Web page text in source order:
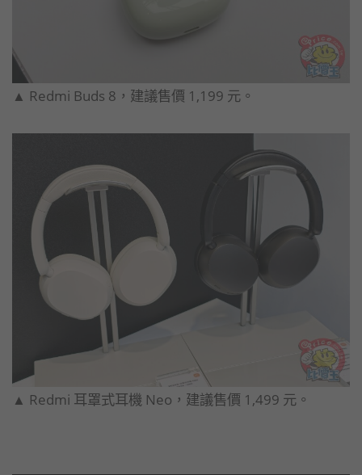
▲ Redmi Buds 8，建議售價 1,199 元。
▲ Redmi 耳罩式耳機 Neo，建議售價 1,499 元。